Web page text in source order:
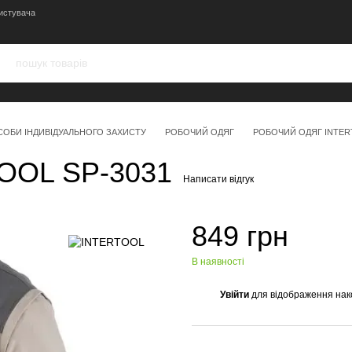
ІНДИВІДУАЛЬНОГО ЗАХИСТУ РОБОЧИЙ ОДЯГ РОБОЧИЙ ОДЯГ
SP-3031 Написати відгук
849 грн
В наявності
Увійти для відображення